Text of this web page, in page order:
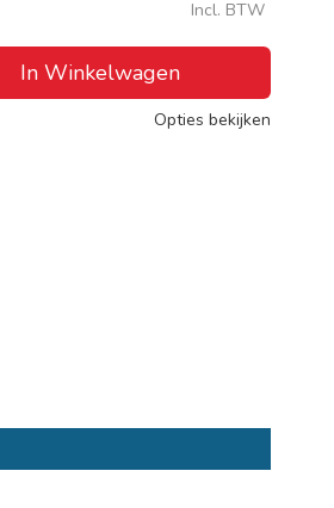
Incl. BTW
In Winkelwagen
Opties bekijken